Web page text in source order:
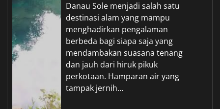
Danau Sole menjadi salah satu
destinasi alam yang mampu
menghadirkan pengalaman
berbeda bagi siapa saja yang
mendambakan suasana tenang
dan jauh dari hiruk pikuk
perkotaan. Hamparan air yang
tampak jernih…